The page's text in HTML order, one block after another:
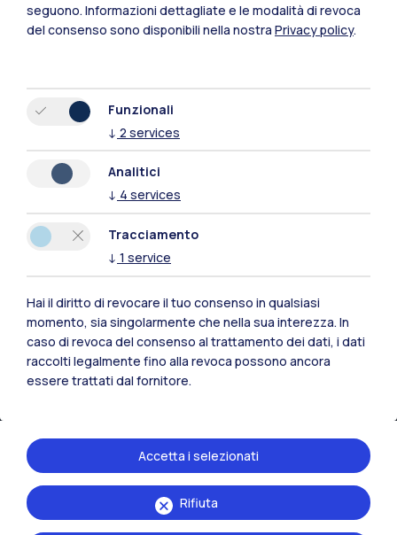
Polimi Community
Tutti i siti dell’ecosistema
IT EN
Sedi
seguono. Informazioni dettagliate e le modalità di revoca
del consenso sono disponibili nella nostra Privacy policy.
Funzionali
↓ 2 services
Analitici
↓ 4 services
Tracciamento
↓ 1 service
Hai il diritto di revocare il tuo consenso in qualsiasi
momento, sia singolarmente che nella sua interezza. In
caso di revoca del consenso al trattamento dei dati, i dati
raccolti legalmente fino alla revoca possono ancora
essere trattati dal fornitore.
Rifiuta
Accetta i selezionati